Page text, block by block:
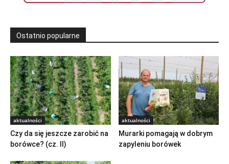
Ostatnio popularne
aktualności
Czy da się jeszcze zarobić na
borówce? (cz. II)
aktualności
Murarki pomagają w dobrym
zapyleniu borówek